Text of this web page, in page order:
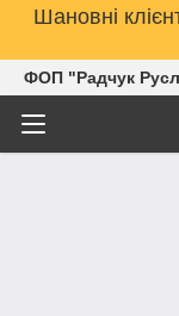
Шановні
ФОП "Радчук